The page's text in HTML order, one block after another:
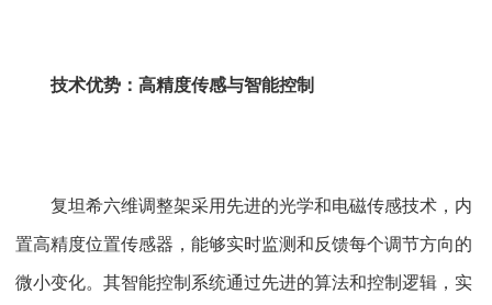
技术优势：高精度传感与智能控制
复坦希六维调整架采用先进的光学和电磁传感技术，内
置高精度位置传感器，能够实时监测和反馈每个调节方向的
微小变化。其智能控制系统通过先进的算法和控制逻辑，实